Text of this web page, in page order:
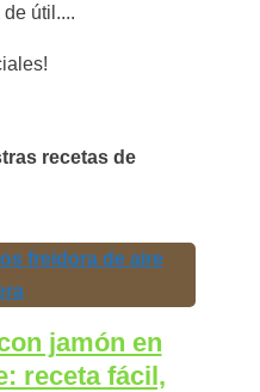
útil....
recetas de
jamón en
receta fácil,